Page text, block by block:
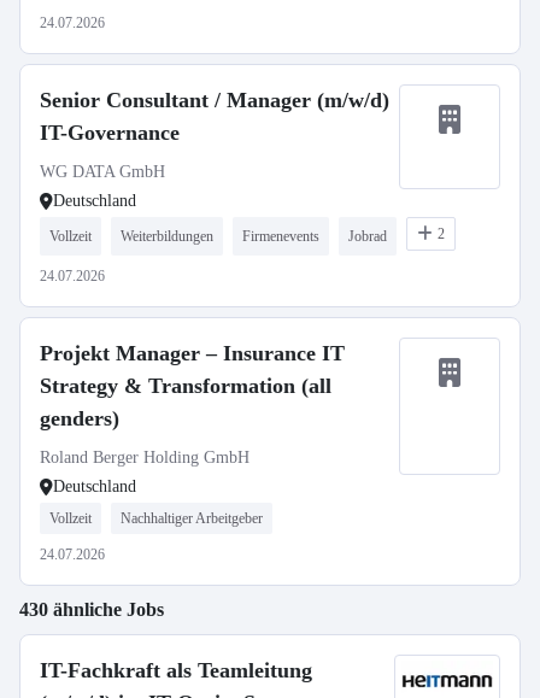
24.07.2026
Senior Consultant / Manager (m/w/d)
IT-Governance
WG DATA GmbH
Deutschland
Vollzeit Weiterbildungen Firmenevents Jobrad 2
24.07.2026
Projekt Manager – Insurance IT
Strategy & Transformation (all
genders)
Roland Berger Holding GmbH
Deutschland
Vollzeit Nachhaltiger Arbeitgeber
24.07.2026
430 ähnliche Jobs
IT-Fachkraft als Teamleitung